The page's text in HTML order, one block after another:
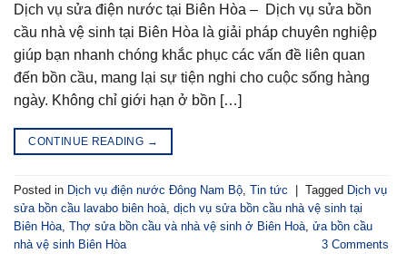
Dịch vụ sửa điện nước tại Biên Hòa – Dịch vụ sửa bồn
cầu nhà vệ sinh tại Biên Hòa là giải pháp chuyên nghiệp
giúp bạn nhanh chóng khắc phục các vấn đề liên quan
đến bồn cầu, mang lại sự tiện nghi cho cuộc sống hàng
ngày. Không chỉ giới hạn ở bồn […]
CONTINUE READING →
Posted in Dịch vụ điện nước Đông Nam Bộ, Tin tức Tagged Dịch vụ
sửa bồn cầu lavabo biên hoà, dịch vụ sửa bồn cầu nhà vệ sinh tại
Biên Hòa, Thợ sửa bồn cầu và nhà vệ sinh ở Biên Hoà, ửa bồn cầu
nhà vệ sinh Biên Hòa
3 Comments